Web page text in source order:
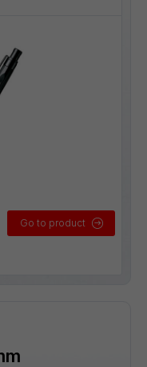
Go to product